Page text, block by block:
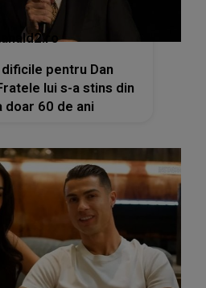
pentru Dan
lui s-a stins din
doar 60 de ani